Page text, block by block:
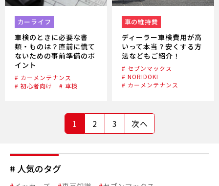
カーライフ
車検のときに必要な書
類・ものは？直前に慌て
ないための事前準備のポ
イント
# カーメンテナンス
# 初心者向け
# 車検
車の維持費
ディーラー車検費用が高
いって本当？安くする方
法などもご紹介！
# セブンマックス
# NORIDOKI
# カーメンテナンス
1 2 3 次へ
# 人気のタグ